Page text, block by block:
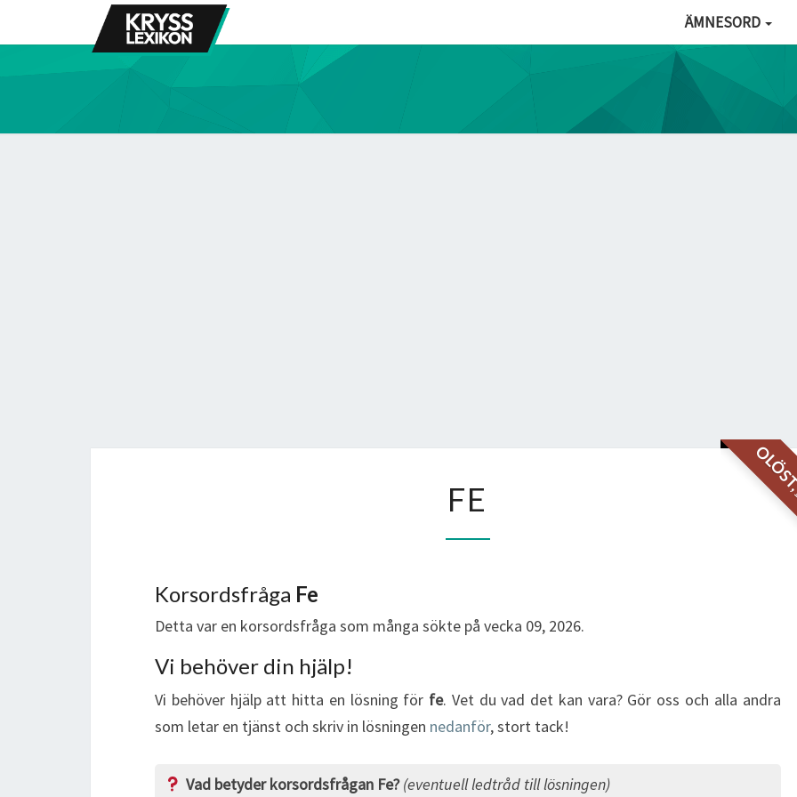
ÄMNESORD
FE
Korsordsfråga Fe
Detta var en korsordsfråga som många sökte på vecka 09, 2026.
Vi behöver din hjälp!
Vi behöver hjälp att hitta en lösning för fe. Vet du vad det kan vara? Gör oss och alla andra
som letar en tjänst och skriv in lösningen nedanför, stort tack!
Vad betyder korsordsfrågan Fe? (eventuell ledtråd till lösningen)